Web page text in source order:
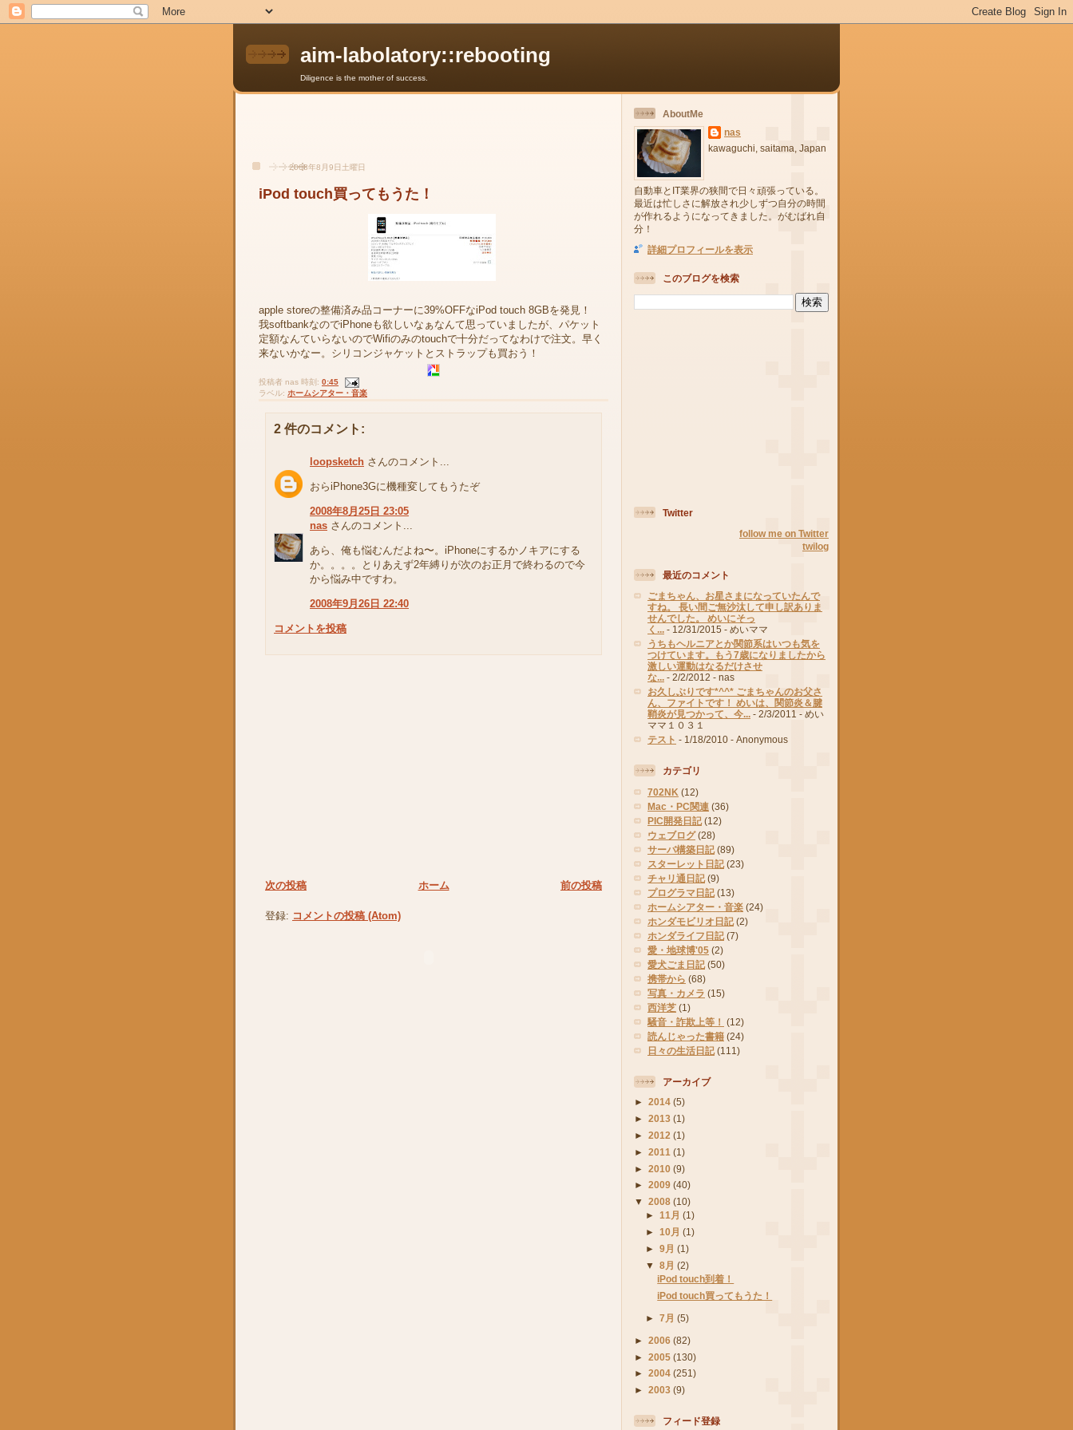
aim-labolatory::rebooting
Diligence is the mother of success.
2008年8月9日土曜日
iPod touch買ってもうた！
apple storeの整備済み品コーナーに39%OFFなiPod touch 8GBを発見！
我softbankなのでiPhoneも欲しいなぁなんて思っていましたが、パケット
定額なんていらないのでWifiのみのtouchで十分だってなわけで注文。早く
来ないかなー。シリコンジャケットとストラップも買おう！
投稿者 nas 時刻: 0:45
ラベル: ホームシアター・音楽
2 件のコメント:
loopsketch さんのコメント...
おらiPhone3Gに機種変してもうたぞ
2008年8月25日 23:05
nas さんのコメント...
あら、俺も悩むんだよね〜。iPhoneにするかノキアにする
か。。。。とりあえず2年縛りが次のお正月で終わるので今
から悩み中ですわ。
2008年9月26日 22:40
コメントを投稿
次の投稿 前の投稿
ホーム
登録: コメントの投稿 (Atom)
AboutMe
nas
kawaguchi, saitama, Japan
自動車とIT業界の狭間で日々頑張っている。
最近は忙しさに解放され少しずつ自分の時間
が作れるようになってきました。がむばれ自
分！
詳細プロフィールを表示
このブログを検索
Twitter
follow me on Twitter
twilog
最近のコメント
ごまちゃん、お星さまになっていたんで
すね。 長い間ご無沙汰して申し訳ありま
せんでした。 めいにそっ
く... - 12/31/2015 - めいママ
うちもヘルニアとか関節系はいつも気を
つけています。もう7歳になりましたから
激しい運動はなるだけさせ
な... - 2/2/2012 - nas
お久しぶりです*^^* ごまちゃんのお父さ
ん、ファイトです！ めいは、関節炎＆腱
鞘炎が見つかって、今... - 2/3/2011 - めい
ママ１０３１
テスト - 1/18/2010 - Anonymous
カテゴリ
702NK (12)
Mac・PC関連 (36)
PIC開発日記 (12)
ウェブログ (28)
サーバ構築日記 (89)
スターレット日記 (23)
チャリ通日記 (9)
プログラマ日記 (13)
ホームシアター・音楽 (24)
ホンダモビリオ日記 (2)
ホンダライフ日記 (7)
愛・地球博'05 (2)
愛犬ごま日記 (50)
携帯から (68)
写真・カメラ (15)
西洋芝 (1)
騒音・詐欺上等！
(12)
読んじゃった書籍 (24)
日々の生活日記 (111)
アーカイブ
► 2014 (5)
► 2013 (1)
► 2012 (1)
► 2011 (1)
► 2010 (9)
► 2009 (40)
▼ 2008 (10)
►11月(1)
►10月(1)
►9月(1)
▼8月(2)
iPod touch到着！
iPod touch買ってもうた！
►7月(5)
► 2006 (82)
► 2005 (130)
► 2004 (251)
► 2003 (9)
フィード登録